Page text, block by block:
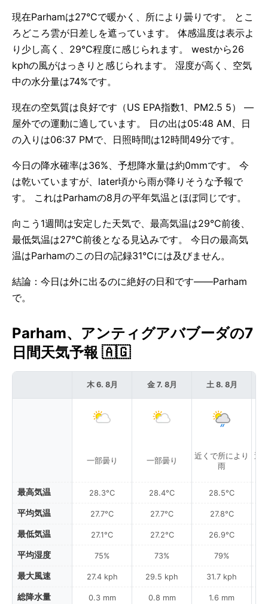
現在Parhamは27°Cで暖かく、所により曇りです。 とこ
ろどころ雲が日差しを遮っています。 体感温度は表示よ
り少し高く、29°C程度に感じられます。 westから26
kphの風がはっきりと感じられます。 湿度が高く、空気
中の水分量は74%です。
現在の空気質は良好です（US EPA指数1、PM2.5 5） —
屋外での運動に適しています。 日の出は05:48 AM、日
の入りは06:37 PMで、日照時間は12時間49分です。
今日の降水確率は36%、予想降水量は約0mmです。 今
は乾いていますが、later頃から雨が降りそうな予報で
す。 これはParhamの8月の平年気温とほぼ同じです。
向こう1週間は安定した天気で、最高気温は29°C前後、
最低気温は27°C前後となる見込みです。 今日の最高気
温はParhamのこの日の記録31°Cには及びません。
結論：今日は外に出るのに絶好の日和です——Parham
で。
Parham、アンティグアバブーダの7
日間天気予報 🇦🇬
最高気温
平均気温
最低気温
平均湿度
最大風速
総降水量
木 6. 8月
一部曇り
28.3°C
27.7°C
27.1°C
75%
27.4 kph
0.3 mm
金 7. 8月
一部曇り
28.4°C
27.7°C
27.2°C
73%
29.5 kph
0.8 mm
土 8. 8月
近くで所により
雨
28.5°C
27.8°C
26.9°C
79%
31.7 kph
1.6 mm
近